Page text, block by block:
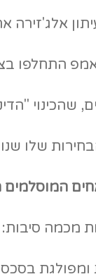
אלג'זירה
התחלפו
שהכינוי
שלו
מכמה סיבות: